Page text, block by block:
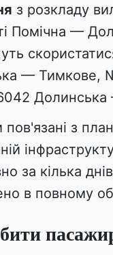
з розкладу
Помічна —
— Тимкове,
Долинська
пов'язані з
за кілька
в повному